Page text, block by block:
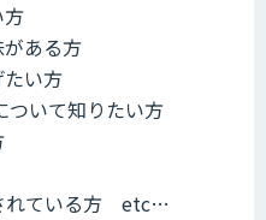
方
がある方
たい方
ついて知りたい方
れている方 etc…